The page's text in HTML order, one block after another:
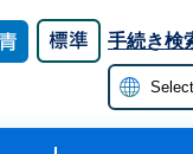
手続き検